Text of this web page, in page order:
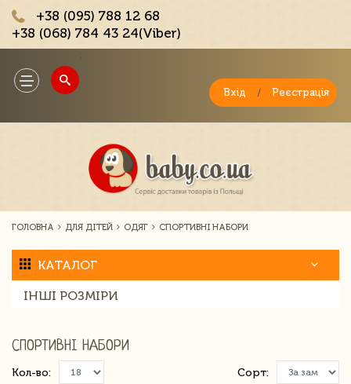
+38 (095) 788 12 68
+38 (068) 784 43 24(Viber)
Toggle
navigation
Вхід / Реєстрація
ГОЛОВНА ДЛЯ ДІТЕЙ ОДЯГ СПОРТИВНІ НАБОРИ
КАТАЛОГ
ІНШІ РОЗМІРИ
СПОРТИВНІ НАБОРИ
Кол-во: Сорт: